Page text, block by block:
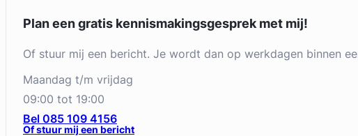
Plan een gratis kennismakingsgesprek met mij!
Of stuur mij een bericht. Je wordt dan op werkdagen binnen
maandag t/m vrijdag
09:00 tot 19:00
Bel 085 109 4156
Of stuur mij een bericht